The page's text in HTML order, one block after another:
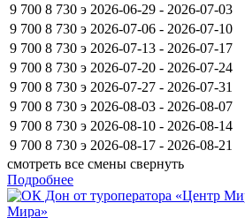
9 700 8 730 э 2026-06-29 - 2026-07-03
9 700 8 730 э 2026-07-06 - 2026-07-10
9 700 8 730 э 2026-07-13 - 2026-07-17
9 700 8 730 э 2026-07-20 - 2026-07-24
9 700 8 730 э 2026-07-27 - 2026-07-31
9 700 8 730 э 2026-08-03 - 2026-08-07
9 700 8 730 э 2026-08-10 - 2026-08-14
9 700 8 730 э 2026-08-17 - 2026-08-21
смотреть все смены свернуть
Подробнее